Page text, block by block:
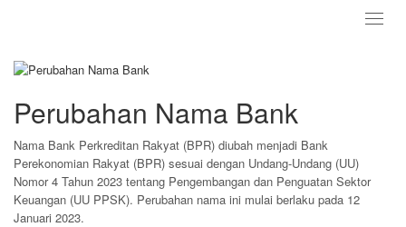
Perubahan Nama Bank
Nama Bank Perkreditan Rakyat (BPR) diubah menjadi Bank
Perekonomian Rakyat (BPR) sesuai dengan Undang-Undang (UU)
Nomor 4 Tahun 2023 tentang Pengembangan dan Penguatan Sektor
Keuangan (UU PPSK). Perubahan nama ini mulai berlaku pada 12
Januari 2023.